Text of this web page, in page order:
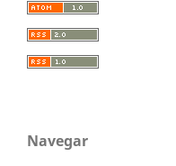
Navegar